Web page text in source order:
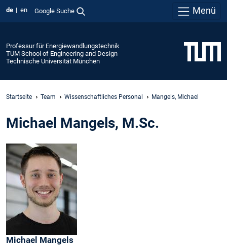
de en Google Suche Menü
Professur für Energiewandlungstechnik
TUM School of Engineering and Design
Technische Universität München
Startseite Team Wissenschaftliches Personal Mangels, Michael
Michael Mangels, M.Sc.
Michael Mangels